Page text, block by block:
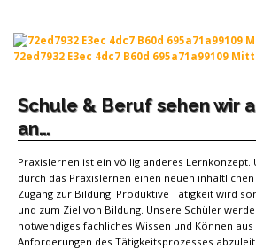
72ed7932 E3ec 4dc7 B60d 695a71a99109
Schule & Beruf sehen wir
an…
Praxislernen ist ein völlig anderes Lernkonzept.
durch das Praxislernen einen neuen
Zugang zur Bildung. Produktive Tätigkeit wird
und zum Ziel von Bildung. Unsere Schüler
notwendiges fachliches Wissen und Können
Anforderungen des Tätigkeitsprozesses